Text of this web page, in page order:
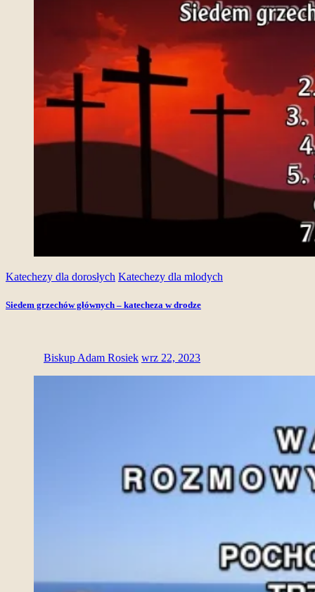
Katechezy dla dorosłych Katechezy dla mlodych
Siedem grzechów głównych – katecheza w drodze
Biskup Adam Rosiek wrz 22, 2023